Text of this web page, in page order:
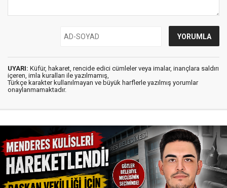
UYARI: Küfür, hakaret, rencide edici cümleler veya imalar, inançlara saldırı
içeren, imla kuralları ile yazılmamış,
Türkçe karakter kullanılmayan ve büyük harflerle yazılmış yorumlar
onaylanmamaktadır.